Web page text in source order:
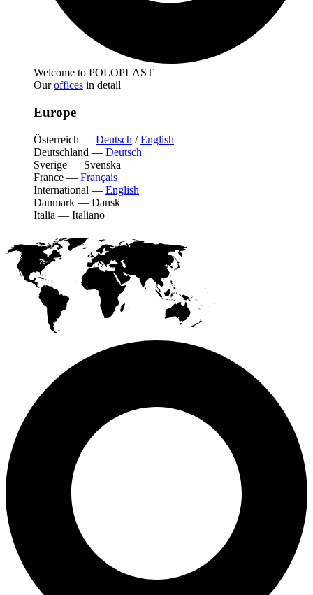
Welcome to POLOPLAST
Ouroffices in detail
Europe
Österreich — Deutsch /English
Deutschland — Deutsch
Sverige — Svenska
France — Français
International — English
Danmark — Dansk
Italia — Italiano